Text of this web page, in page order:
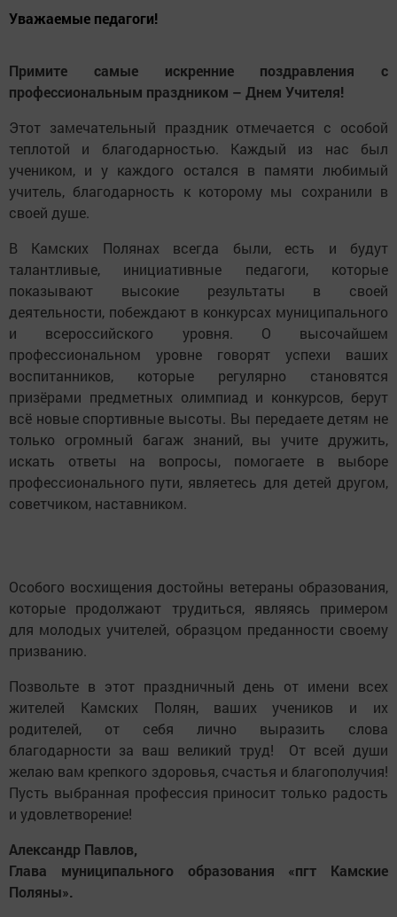
Уважаемые педагоги!
Примите самые искренние поздравления с
профессиональным праздником – Днем Учителя!
Этот замечательный праздник отмечается с особой
теплотой и благодарностью. Каждый из нас был
учеником, и у каждого остался в памяти любимый
учитель, благодарность к которому мы сохранили в
своей душе.
В Камских Полянах всегда были, есть и будут
талантливые, инициативные педагоги, которые
показывают высокие результаты в своей
деятельности, побеждают в конкурсах муниципального
и всероссийского уровня. О высочайшем
профессиональном уровне говорят успехи ваших
воспитанников, которые регулярно становятся
призёрами предметных олимпиад и конкурсов, берут
всё новые спортивные высоты. Вы передаете детям не
только огромный багаж знаний, вы учите дружить,
искать ответы на вопросы, помогаете в выборе
профессионального пути, являетесь для детей другом,
советчиком, наставником.
Особого восхищения достойны ветераны образования,
которые продолжают трудиться, являясь примером
для молодых учителей, образцом преданности своему
призванию.
Позвольте в этот праздничный день от имени всех
жителей Камских Полян, ваших учеников и их
родителей, от себя лично выразить слова
благодарности за ваш великий труд! От всей души
желаю вам крепкого здоровья, счастья и благополучия!
Пусть выбранная профессия приносит только радость
и удовлетворение!
Александр Павлов,
Глава муниципального образования «пгт Камские
Поляны».